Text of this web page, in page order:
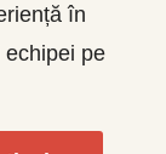
în
pe